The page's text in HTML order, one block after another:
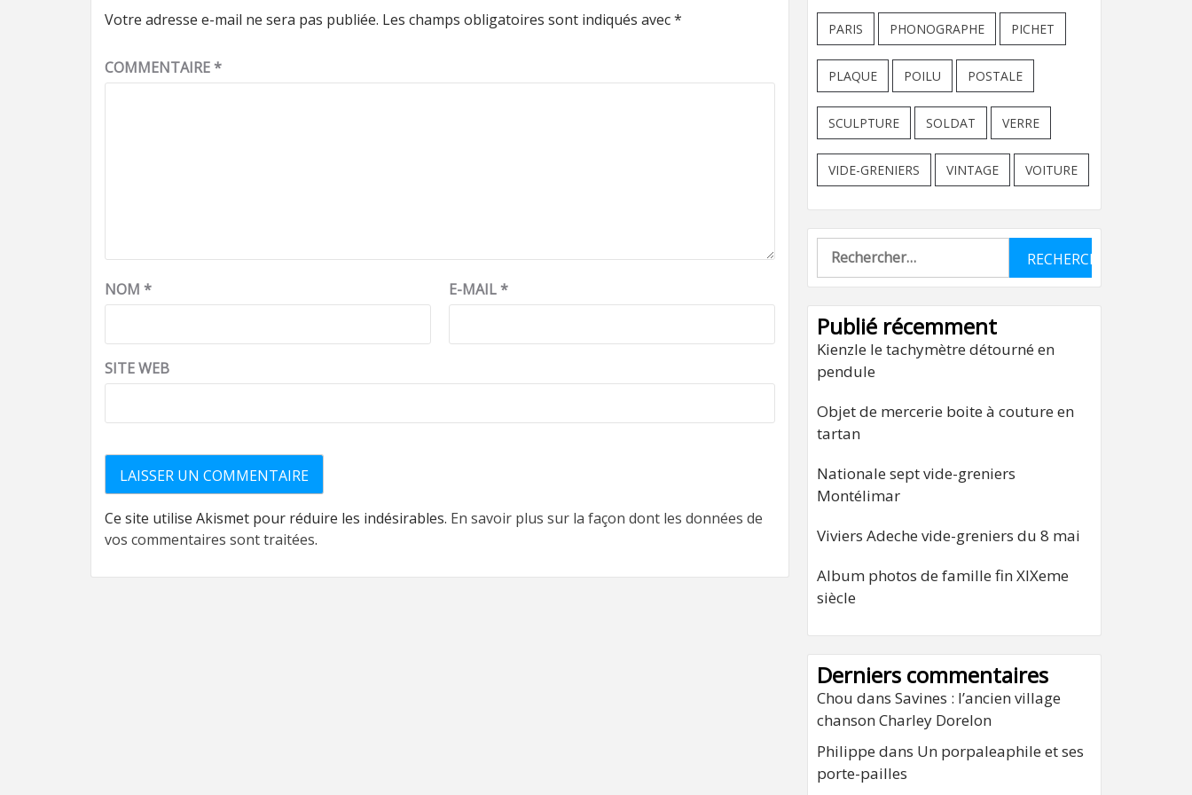
Votre adresse e-mail ne sera pas publiée. Les champs obligatoires sont indiqués avec*
COMMENTAIRE*
NOM * E-MAIL*
SITE WEB
Ce site utilise Akismet pour réduire les indésirables. En savoir plus sur la façon dont les données de
vos commentaires sont traitées.
PARIS PHONOGRAPHE PICHET
PLAQUE POILU POSTALE
SCULPTURE SOLDAT VERRE
VIDE-GRENIERS VINTAGE VOITURE
Rechercher :
Publié récemment
Kienzle le tachymètre détourné en
pendule
Objet de mercerie boite à couture en
tartan
Nationale sept vide-greniers
Montélimar
Viviers Adeche vide-greniers du 8 mai
Album photos de famille fin XIXeme
siècle
Derniers commentaires
Chou dans Savines : l’ancien village
chanson Charley Dorelon
Philippe dans Un porpaleaphile et ses
porte-pailles